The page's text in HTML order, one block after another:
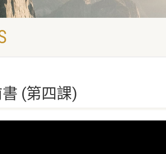
(第四課)